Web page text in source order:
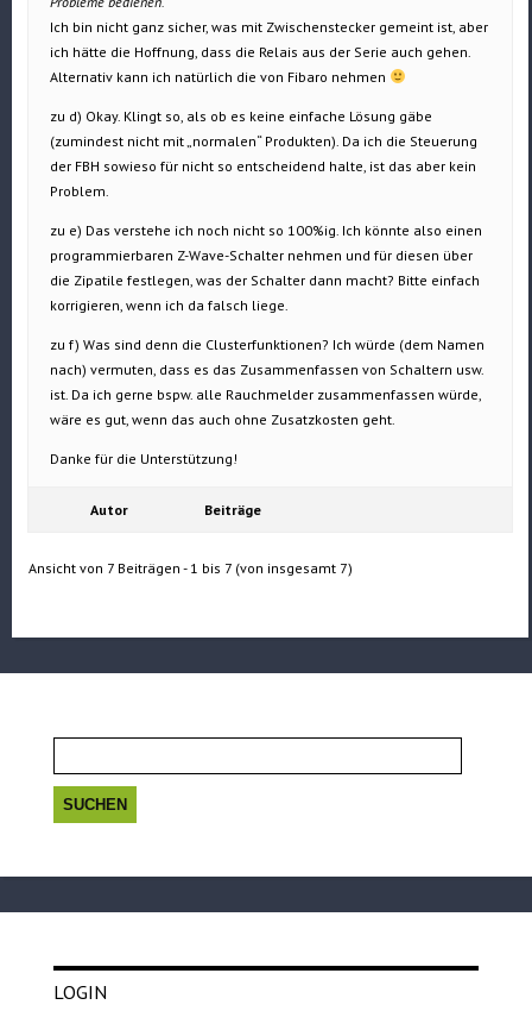
Ich bin nicht ganz sicher, was mit Zwischenstecker gemeint ist, aber
ich hätte die Hoffnung, dass die Relais aus der Serie auch gehen.
Alternativ kann ich natürlich die von Fibaro nehmen
zu d) Okay. Klingt so, als ob es keine einfache Lösung gäbe
(zumindest nicht mit „normalen“ Produkten). Da ich die Steuerung
der FBH sowieso für nicht so entscheidend halte, ist das aber kein
Problem.
zu e) Das verstehe ich noch nicht so 100%ig. Ich könnte also einen
programmierbaren Z-Wave-Schalter nehmen und für diesen über
die Zipatile festlegen, was der Schalter dann macht? Bitte einfach
korrigieren, wenn ich da falsch liege.
zu f) Was sind denn die Clusterfunktionen? Ich würde (dem Namen
nach) vermuten, dass es das Zusammenfassen von Schaltern usw.
ist. Da ich gerne bspw. alle Rauchmelder zusammenfassen würde,
wäre es gut, wenn das auch ohne Zusatzkosten geht.
Danke für die Unterstützung!
Autor Beiträge
Ansicht von 7 Beiträgen - 1 bis 7 (von insgesamt 7)
LOGIN